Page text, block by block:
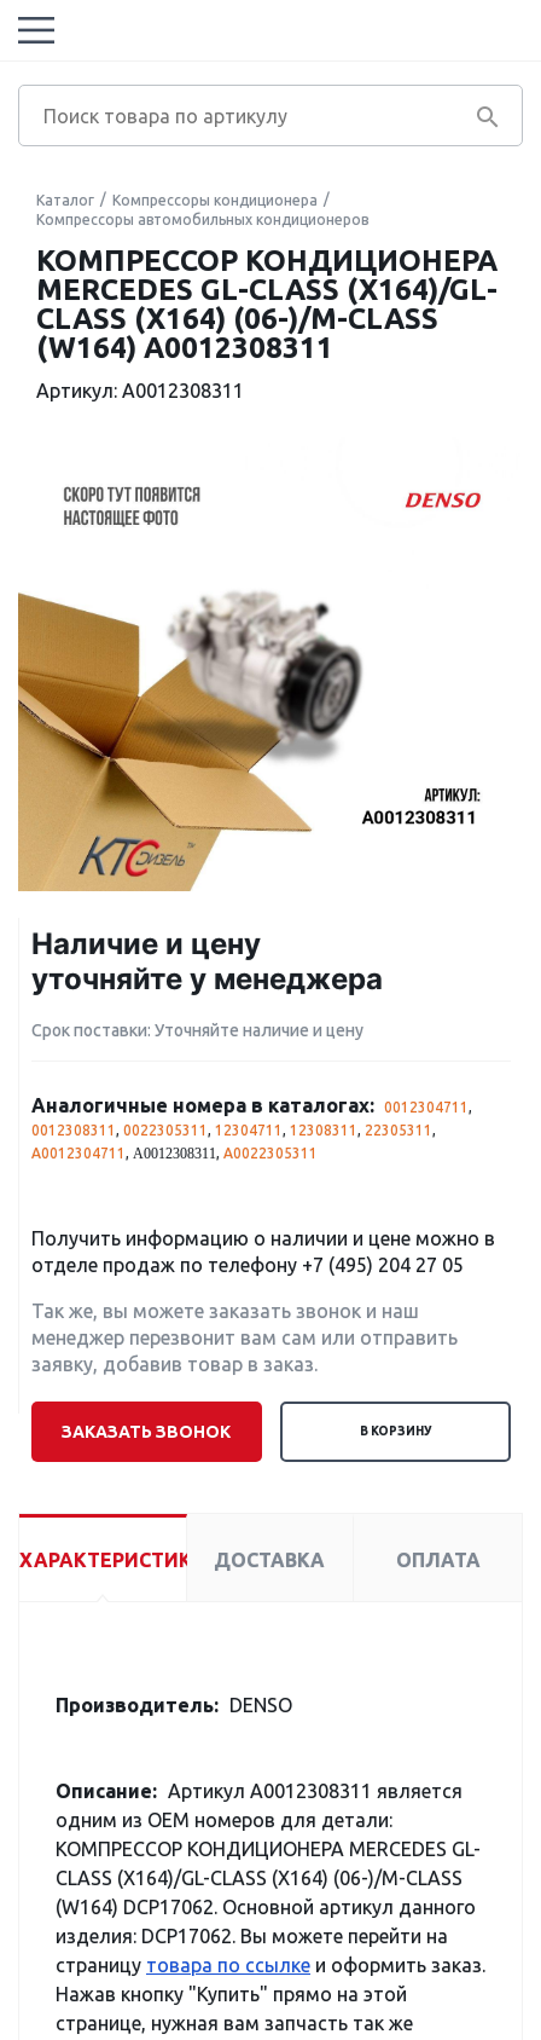
Каталог
Компрессоры кондиционера
Компрессоры автомобильных кондиционеров
КОМПРЕССОР КОНДИЦИОНЕРА
MERCEDES GL-CLASS (X164)/GL-
CLASS (X164) (06-)/M-CLASS
(W164) A0012308311
Артикул: A0012308311
Наличие и цену
уточняйте у менеджера
Срок поставки: Уточняйте наличие и цену
Аналогичные номера в каталогах: 0012304711 ,
0012308311 , 0022305311 , 12304711 , 12308311 , 22305311 ,
A0012304711 , A0012308311, A0022305311
Получить информацию о наличии и цене можно в
отделе продаж по телефону +7 (495) 204 27 05
Так же, вы можете заказать звонок и наш
менеджер перезвонит вам сам или отправить
заявку, добавив товар в заказ.
ЗАКАЗАТЬ ЗВОНОК В КОРЗИНУ
ХАРАКТЕРИСТИКИ ДОСТАВКА ОПЛАТА
Производитель: DENSO
Описание: Артикул A0012308311 является
одним из OEM номеров для детали:
КОМПРЕССОР КОНДИЦИОНЕРА MERCEDES GL-
CLASS (X164)/GL-CLASS (X164) (06-)/M-CLASS
(W164) DCP17062. Основной артикул данного
изделия: DCP17062. Вы можете перейти на
страницу товара по ссылке и оформить заказ.
Нажав кнопку "Купить" прямо на этой
странице, нужная вам запчасть так же